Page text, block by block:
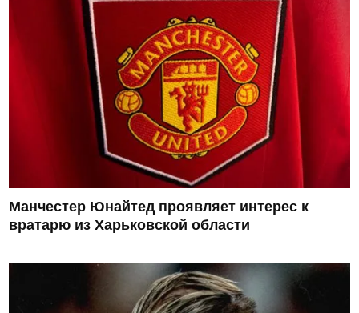
Манчестер Юнайтед проявляет интерес к
вратарю из Харьковской области